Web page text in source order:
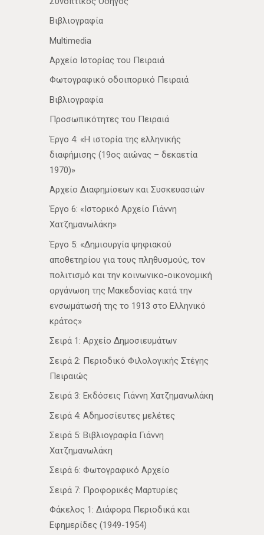
Βιβλιογραφία
Multimedia
Αρχείο Ιστορίας του Πειραιά
Φωτογραφικό οδοιπορικό Πειραιά
Βιβλιογραφία
Προσωπικότητες του Πειραιά
Έργο 4: «Η ιστορία της ελληνικής
διαφήμισης (19ος αιώνας – δεκαετία
1970)»
Αρχείο Διαφημίσεων και Συσκευασιών
Έργο 6: «Ιστορικό Αρχείο Γιάννη
Χατζημανωλάκη»
Έργο 5: «Δημιουργία ψηφιακού
αποθετηρίου για τους πληθυσμούς, τον
πολιτισμό και την κοινωνικο-οικονομική
οργάνωση της Μακεδονίας κατά την
ενσωμάτωσή της το 1913 στο Ελληνικό
κράτος»
Σειρά 1: Αρχείο Δημοσιευμάτων
Σειρά 2: Περιοδικό Φιλολογικής Στέγης
Πειραιώς
Σειρά 3: Εκδόσεις Γιάννη Χατζημανωλάκη
Σειρά 4: Αδημοσίευτες μελέτες
Σειρά 5: Βιβλιογραφία Γιάννη
Χατζημανωλάκη
Σειρά 6: Φωτογραφικό Αρχείο
Σειρά 7: Προφορικές Μαρτυρίες
Φάκελος 1: Διάφορα Περιοδικά και
Εφημερίδες (1949-1954)